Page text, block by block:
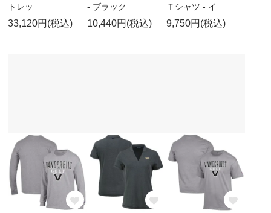
トレッ
33,120円(税込)
- ブラック
10,440円(税込)
Ｔシャツ - イ
9,750円(税込)